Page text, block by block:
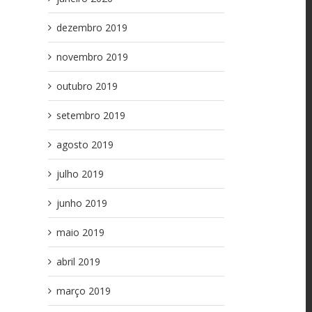
dezembro 2019
novembro 2019
outubro 2019
setembro 2019
agosto 2019
julho 2019
junho 2019
maio 2019
abril 2019
março 2019